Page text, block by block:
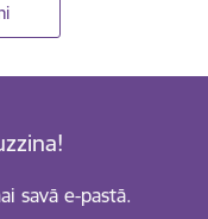
savā e-pastā.